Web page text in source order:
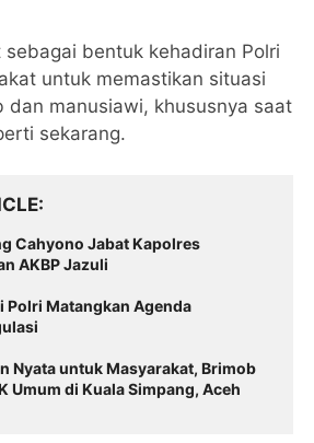
bentuk kehadiran Polri
untuk memastikan situasi
manusiawi, khususnya saat
sekarang.
Cahyono Jabat Kapolres
AKBP Jazuli
Polri Matangkan Agenda
Nyata untuk Masyarakat, Brimob
Umum di Kuala Simpang, Aceh